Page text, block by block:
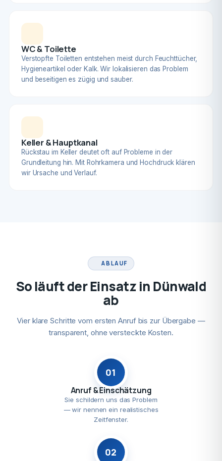
WC & Toilette
Verstopfte Toiletten entstehen meist durch Feuchttücher,
Hygieneartikel oder Kalk. Wir lokalisieren das Problem
und beseitigen es zügig und sauber.
Keller & Hauptkanal
Rückstau im Keller deutet oft auf Probleme in der
Grundleitung hin. Mit Rohrkamera und Hochdruck klären
wir Ursache und Verlauf.
ABLAUF
So läuft der Einsatz in Dünwald
ab
Vier klare Schritte vom ersten Anruf bis zur Übergabe —
transparent, ohne versteckte Kosten.
01
Anruf & Einschätzung
Sie schildern uns das Problem
— wir nennen ein realistisches
Zeitfenster.
02